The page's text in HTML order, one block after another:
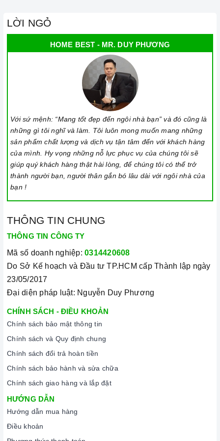
Đến với Home Best, chúng tôi tự hào cung cấp đến khách hàng
đa dạng các dòng máy hút khói TEKA nổi tiếng, cam kết về chất
lượng và nguồn gốc sản phẩm chính hãng. Chúng tôi tự tin
mang đến cho quý khách hàng dịch vụ chăm sóc khách hàng
tận tâm và chính sách bảo hành, hậu mãi chuyên nghiệp nhất.
Xem thêm tại đây:
Home Best Care - Trung tâm bảo trì, sửa
chữa thiết bị nhà bếp cao cấp
THÔNG SỐ KỸ THUẬT
Xuất xứ
Loại sản phẩm Máy hút mùi đảo
Chất liệu/màu sắc Thép ko gỉ
Bảo hành
LỜI NGỎ
HOME BEST - MR. DUY PHƯƠNG
Với sứ mệnh: “Mang tốt đẹp đến ngôi nhà bạn” và đó cũng là
những gì tôi nghĩ và làm. Tôi luôn mong muốn mang những
sản phẩm chất lượng và dịch vụ tận tâm đến với khách hàng
của mình. Hy vọng những nỗ lực phục vụ của chúng tôi sẽ
giúp quý khách hàng thật hài lòng, để chúng tôi có thể trở
thành người bạn, người thân gắn bó lâu dài với ngôi nhà của
bạn !
THÔNG TIN CHUNG
THÔNG TIN CÔNG TY
Mã số doanh nghiệp: 0314420608
Do Sở Kế hoạch và Đầu tư TP.HCM cấp Thành lập ngày
23/05/2017
Đại diện pháp luật: Nguyễn Duy Phương
CHÍNH SÁCH - ĐIỀU KHOẢN
Chính sách bảo mật thông tin
Chính sách và Quy định chung
Chính sách đổi trả hoàn tiền
Chính sách bảo hành và sửa chữa
Chính sách giao hàng và lắp đặt
HƯỚNG DẪN
Hướng dẫn mua hàng
Điều khoản